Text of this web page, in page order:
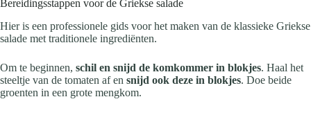
Bereidingsstappen voor de Griekse salade
Hier is een professionele gids voor het maken van de klassieke Griekse
salade met traditionele ingrediënten.
Om te beginnen, schil en snijd de komkommer in blokjes. Haal het
steeltje van de tomaten af en snijd ook deze in blokjes. Doe beide
groenten in een grote mengkom.